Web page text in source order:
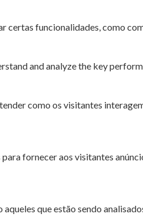
certas funcionalidades, como
and analyze the key
como os visitantes
fornecer aos visitantes
que estão sendo